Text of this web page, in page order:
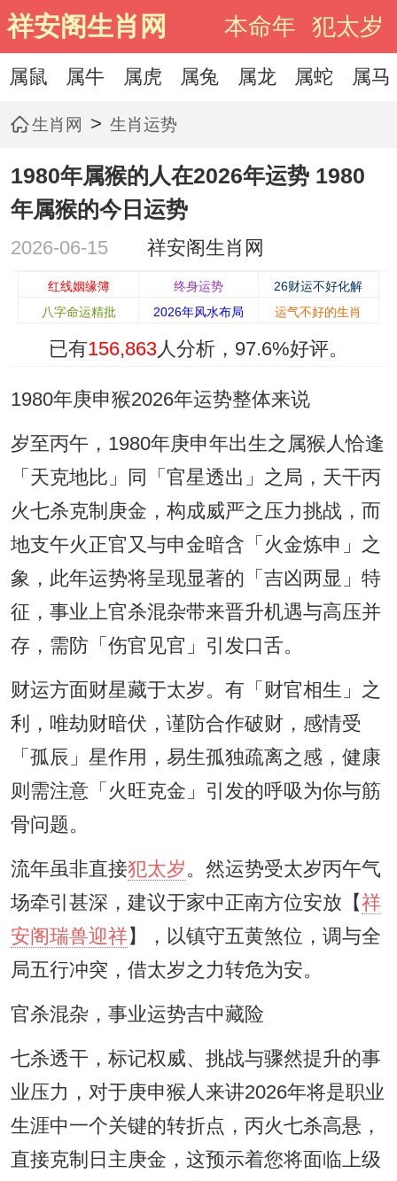
祥安阁生肖网 本命年 犯太岁
属鼠 属牛 属虎 属兔 属龙 属蛇 属马
生肖网 > 生肖运势
1980年属猴的人在2026年运势 1980
年属猴的今日运势
2026-06-15 祥安阁生肖网
红线姻缘簿 终身运势
26财运不好化解
八字命运精批
2026年风水布局 运气不好的生肖
已有156,863人分析， 97.6%好评。
1980年庚申猴2026年运势整体来说
岁至丙午，1980年庚申年出生之属猴人恰逢
「天克地比」同「官星透出」之局，天干丙
火七杀克制庚金，构成威严之压力挑战，而
地支午火正官又与申金暗含「火金炼申」之
象，此年运势将呈现显著的「吉凶两显」特
征，事业上官杀混杂带来晋升机遇与高压并
存，需防「伤官见官」引发口舌。
财运方面财星藏于太岁。有「财官相生」之
利，唯劫财暗伏，谨防合作破财，感情受
「孤辰」星作用，易生孤独疏离之感，健康
则需注意「火旺克金」引发的呼吸为你与筋
骨问题。
流年虽非直接犯太岁。然运势受太岁丙午气
场牵引甚深，建议于家中正南方位安放【祥
安阁瑞兽迎祥】，以镇守五黄煞位，调与全
局五行冲突，借太岁之力转危为安。
官杀混杂，事业运势吉中藏险
七杀透干，标记权威、挑战与骤然提升的事
业压力，对于庚申猴人来讲2026年将是职业
生涯中一个关键的转折点，丙火七杀高悬，
直接克制日主庚金，这预示着您将面临上级